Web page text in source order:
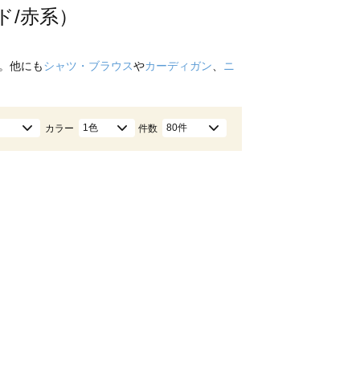
赤系）
他にもシャツ・ブラウスやカーディガン
ニ
カラー 1色 件数 80件